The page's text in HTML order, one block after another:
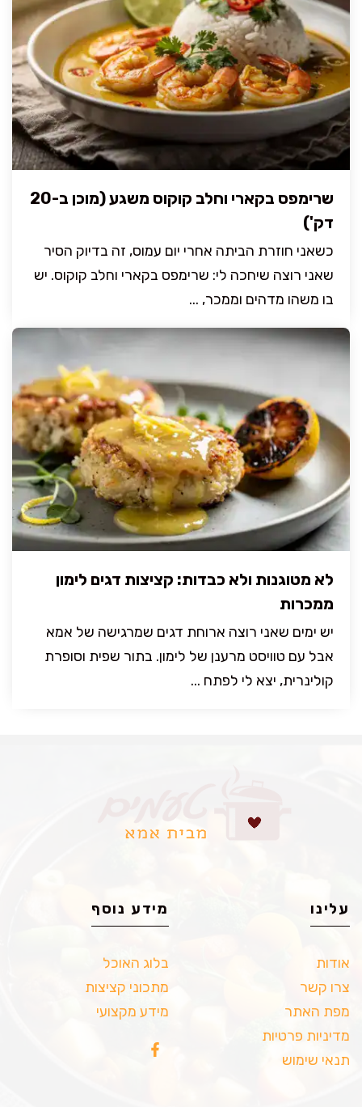
שרימפס בקארי וחלב קוקוס משגע (מוכן ב-20
דק')
כשאני חוזרת הביתה אחרי יום עמוס, זה בדיוק הסיר
שאני רוצה שיחכה לי: שרימפס בקארי וחלב קוקוס. יש
בו משהו מדהים וממכר, ...
לא מטוגנות ולא כבדות: קציצות דגים לימון
ממכרות
יש ימים שאני רוצה ארוחת דגים שמרגישה של אמא
אבל עם טוויסט מרענן של לימון. בתור שפית וסופרת
קולינרית, יצא לי לפתח ...
עלינו
אודות
צרו קשר
מפת האתר
מדיניות פרטיות
תנאי שימוש
מידע נוסף
בלוג האוכל
מתכוני קציצות
מידע מקצועי